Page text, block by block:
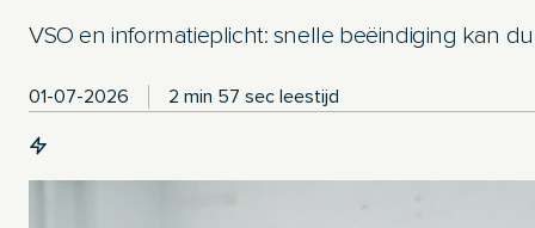
VSO en informatieplicht: snelle beëindiging kan
01-07-2026 2 min 57 sec leestijd